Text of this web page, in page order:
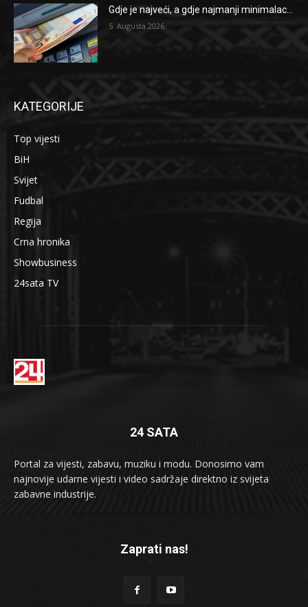
Gdje je najveći, a gdje najmanji minimalac...
5. Augusta 2026.
KATEGORIJE
Top vijesti
BiH
Svijet
Fudbal
Regija
Crna hronika
Showbusiness
24sata TV
24 SATA
Portal za vijesti, zabavu, muziku i modu. Donosimo vam
najnovije udarne vijesti i video sadržaje direktno iz svijeta
zabavne industrije.
Zaprati nas!